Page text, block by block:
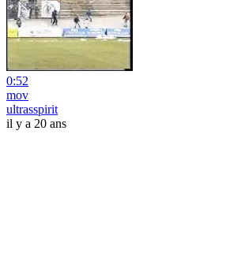
0:52
mov
ultrasspirit
il y a 20 ans